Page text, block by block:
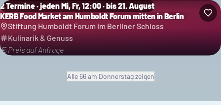
2 Termine · jeden Mi, Fr, 12:00 · bis 21. August
KERB Food Market am Humboldt Forum mitten in Berlin
Stiftung Humboldt Forum im Berliner Schloss
Kulinarik & Genuss
Preis auf Anfrage
Alle 66 am Donnerstagzeigen